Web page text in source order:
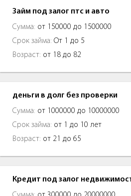
Займ под залог птс и авто
Сумма: от 150000 до 1500000
Срок займа: От 1 до 5
Возраст: от 18 до 82
деньги в долг без проверки
Сумма: от 1000000 до 10000000
Срок займа: от 1 до 10 лет
Возраст: от 21 до 65
Кредит под залог